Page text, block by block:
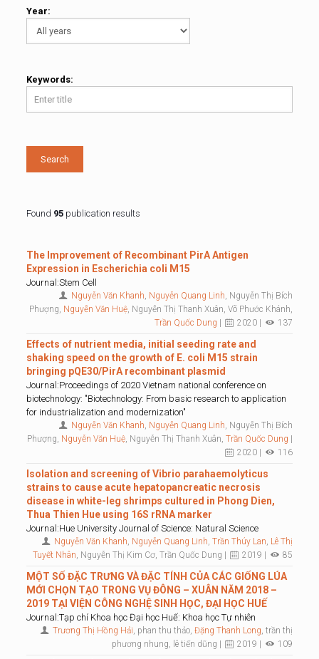
Year:
Keywords:
Search
Found 95publication results
The Improvement of Recombinant PirA Antigen
Expression in Escherichia coli M15
Journal:Stem Cell
Nguyễn Văn Khanh, Nguyễn Quang Linh, Nguyễn Thị Bích
Phượng, Nguyễn Văn Huệ, Nguyễn Thị Thanh Xuân, Võ Phước Khánh,
Trần Quốc Dung
2020 | 137
Effects of nutrient media, initial seeding rate and
shaking speed on the growth of E. coli M15 strain
bringing pQE30/PirA recombinant plasmid
Journal:Proceedings of 2020 Vietnam national conference on
biotechnology: "Biotechnology: From basic research to application
for industrialization and modernization"
Nguyễn Văn Khanh, Nguyễn Quang Linh, Nguyễn Thị Bích
Phượng, Nguyễn Văn Huệ, Nguyễn Thị Thanh Xuân,Trần Quốc Dung
2020 |
116
Isolation and screening of Vibrio parahaemolyticus
strains to cause acute hepatopancreatic necrosis
disease in white-leg shrimps cultured in Phong Dien,
Thua Thien Hue using 16S rRNA marker
Journal:Hue University Journal of Science: Natural Science
Nguyễn Văn Khanh, Nguyễn Quang Linh,Trần Thúy Lan, Lê Thị
Tuyết Nhân, Nguyễn Thị Kim Cơ, Trần Quốc Dung | 2019 | 85
MỘT SỐ ĐẶC TRƯNG VÀ ĐẶC TÍNH CỦA CÁC GIỐNG LÚA
MỚI CHỌN TẠO TRONG VỤ ĐÔNG – XUÂN NĂM 2018 –
2019 TẠI VIỆN CÔNG NGHỆ SINH HỌC, ĐẠI HỌC HUẾ
Journal:Tạp chí Khoa học Đại học Huế: Khoa học Tự nhiên
Trương Thị Hồng Hải, phan thu thảo,Đặng Thanh Long, trần thị
phương nhung, lê tiến dũng |
2019 | 109